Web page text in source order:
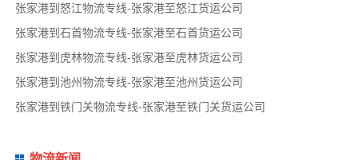
张家港到怒江物流专线-张家港至怒江货运公司
张家港到石首物流专线-张家港至石首货运公司
张家港到虎林物流专线-张家港至虎林货运公司
张家港到池州物流专线-张家港至池州货运公司
张家港到铁门关物流专线-张家港至铁门关货运公司